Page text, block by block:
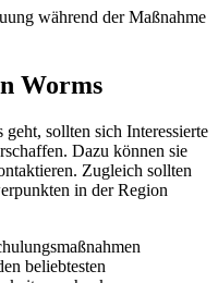
während der Maßnahme
Worms
sollten sich Interessierte
Dazu können sie
Zugleich sollten
in der Region
beliebtesten